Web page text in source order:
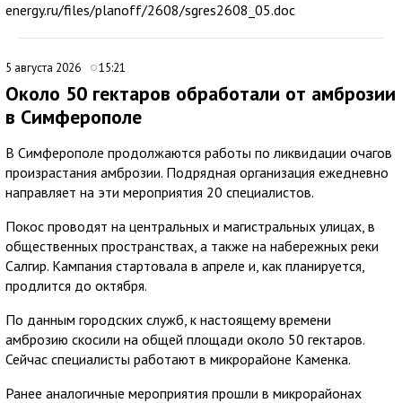
energy.ru/files/planoff/2608/sgres2608_05.doc
5 августа 2026 15:21
Около 50 гектаров обработали от амброзии
в Симферополе
В Симферополе продолжаются работы по ликвидации очагов
произрастания амброзии. Подрядная организация ежедневно
направляет на эти мероприятия 20 специалистов.
Покос проводят на центральных и магистральных улицах, в
общественных пространствах, а также на набережных реки
Салгир. Кампания стартовала в апреле и, как планируется,
продлится до октября.
По данным городских служб, к настоящему времени
амброзию скосили на общей площади около 50 гектаров.
Сейчас специалисты работают в микрорайоне Каменка.
Ранее аналогичные мероприятия прошли в микрорайонах